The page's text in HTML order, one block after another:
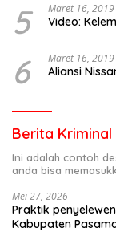
5 Maret 16, 2019
Video:
6 Maret 16, 2019
Aliansi
Berita Kriminal
Ini adalah contoh
anda bisa
Mei 27, 2026
Praktik
Kabupaten